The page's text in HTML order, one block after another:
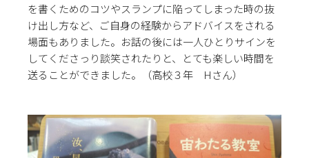
を書くためのコツやスランプに陥ってしまった時の抜
け出し方など、ご自身の経験からアドバイスをされる
場面もありました。お話の後には一人ひとりサインを
してくださっり談笑されたりと、とても楽しい時間を
送ることができました。（高校３年 Hさん）